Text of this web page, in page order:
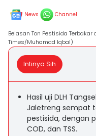
News Channel
Belasan Ton Pestisida
Times/Muhamad Iqbal)
Intinya Sih
Hasil uji DLH
Jaletreng sempat
pestisida, dengan
COD, dan TSS.